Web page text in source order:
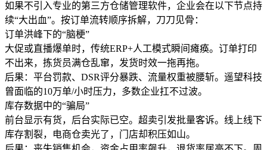
如果不引入专业的第三方仓储管理软件，企业会在以下节点持
续“大出血”。按订单流转顺序拆解，刀刀见骨：
订单洪峰下的“脑梗”
大促或直播爆单时，传统ERP+人工模式瞬间瘫痪。订单打印
不出来，拣货员满仓乱窜，发货时效一拖再拖。
后果：平台罚款、DSR评分暴跌、流量权重被腰斩。遥望科技
曾面临的10万单/小时压力，多数企业扛不过波。
库存数据中的“骗局”
前台显示有货，后台实际已空。超卖引发批量客诉。线上线下
库存割裂，电商仓卖光了，门店却积压如山。